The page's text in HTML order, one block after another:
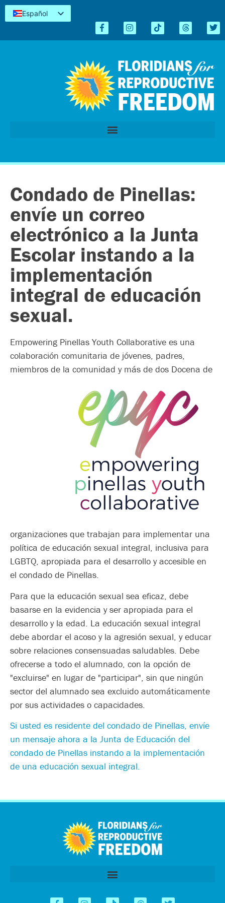
Español
Kreyòl
Condado de Pinellas:
envíe un correo
electrónico a la Junta
Escolar instando a la
implementación
integral de educación
sexual.
Empowering Pinellas Youth Collaborative es una
colaboración comunitaria de jóvenes, padres,
miembros de la comunidad y más de dos Docena de
organizaciones que trabajan para implementar una
política de educación sexual integral, inclusiva para
LGBTQ, apropiada para el desarrollo y accesible en
el condado de Pinellas.
Para que la educación sexual sea eficaz, debe
basarse en la evidencia y ser apropiada para el
desarrollo y la edad. La educación sexual integral
debe abordar el acoso y la agresión sexual, y educar
sobre relaciones consensuadas saludables. Debe
ofrecerse a todo el alumnado, con la opción de
"excluirse" en lugar de "participar", sin que ningún
sector del alumnado sea excluido automáticamente
por sus actividades o capacidades.
Si usted es residente del condado de Pinellas, envíe
un mensaje ahora a la Junta de Educación del
condado de Pinellas instando a la implementación
de una educación sexual integral.
Kreyòl
اردو